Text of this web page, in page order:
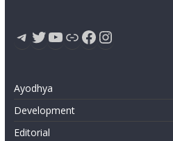
Telegram
Twitter
YouTube
LinkFacebook
Instagram
Ayodhya
Development
Editorial